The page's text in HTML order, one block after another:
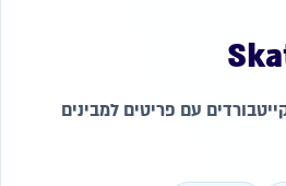
עם פריטים למבינים